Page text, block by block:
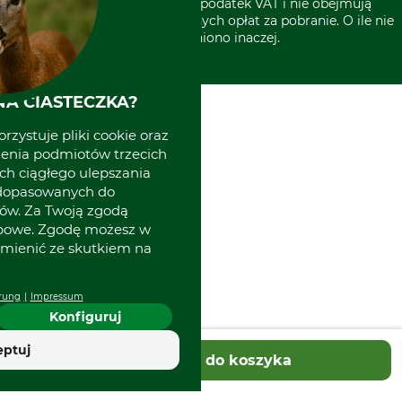
Dodaj do koszyka
* Wszystkie ceny zawierają podatek VAT i nie obejmują
kosztów wysyłki lub ewentualnych opłat za pobranie. O ile nie
wyszczególniono inaczej.
CIASTECZKA?
pliki cookie oraz
podmiotów trzecich
ciągłego ulepszania
do
Za Twoją zgodą
Zgodę możesz w
ze skutkiem na
Impressum
Konfiguruj